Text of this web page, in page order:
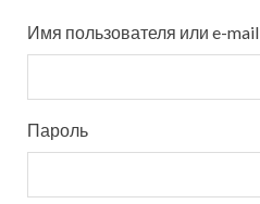
Имя пользователя или e-mail
Пароль